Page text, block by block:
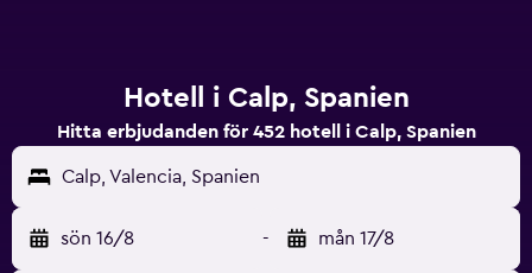
Hotell i Calp, Spanien
Hitta erbjudanden för 452 hotell i Calp, Spanien
Calp, Valencia, Spanien
sön 16/8 - mån 17/8